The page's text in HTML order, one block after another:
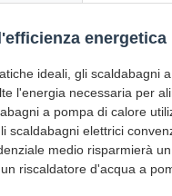
energetica
ideali, gli scaldabagni
l'energia necessaria per
a pompa di calore
scaldabagni elettrici
medio risparmierà
riscaldatore d'acqua a